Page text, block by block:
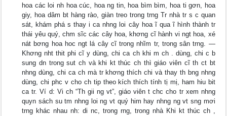
hoa các loi nh hoa cúc, hoa ng tin, hoa bìm bìm, hoa ti gơn, hoa
giy, hoa dâm bt hàng rào, giàn treo trong trng Tr nhà tr s c quan
sát, khám phá s thay i ca nhng loi cây hoa ĩ qua ĩ hình thành tr
thái yêu quý, chm sĩc các cây hoa, khơng cĩ hành vi ngt hoa, xé
nát bơng hoa hoc ngt lá cây cĩ trong nhĩm tr, trong sân trng. —
Khơng nht thit phi cĩ y dùng, chi ca ch khi m ch . dùng, chi c b
sung dn trong sut ch và khi kt thúc ch thì giáo viên cĩ th ct bt
nhng dùng, chi ca ch mà tr khơng thích chi và thay th bng nhng
dùng, chi phc v cho ch tip theo kích thích tính tị mị, ham hiu bit
ca tr. Ví d: Vi ch “Th gii ng vt”, giáo viên t chc cho tr xem nhng
quyn sách su tm nhng loi ng vt quý him hay nhng ng vt sng mơi
trng khác nhau nh: di nc, trong rng, trong nhà Khi kt thúc ch ,